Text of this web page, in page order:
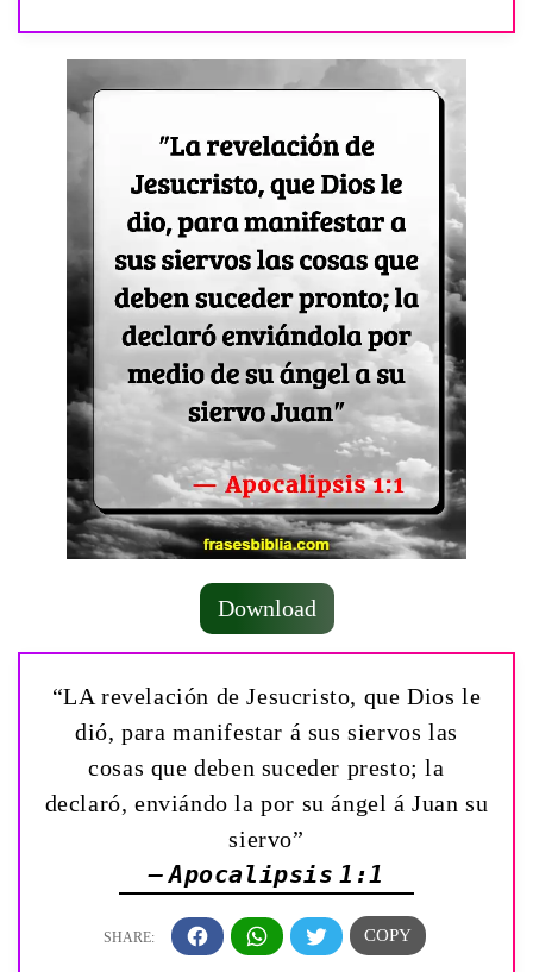
Download
“LA revelación de Jesucristo, que Dios le
dió, para manifestar á sus siervos las
cosas que deben suceder presto; la
declaró, enviándo la por su ángel á Juan su
siervo”
— Apocalipsis 1:1